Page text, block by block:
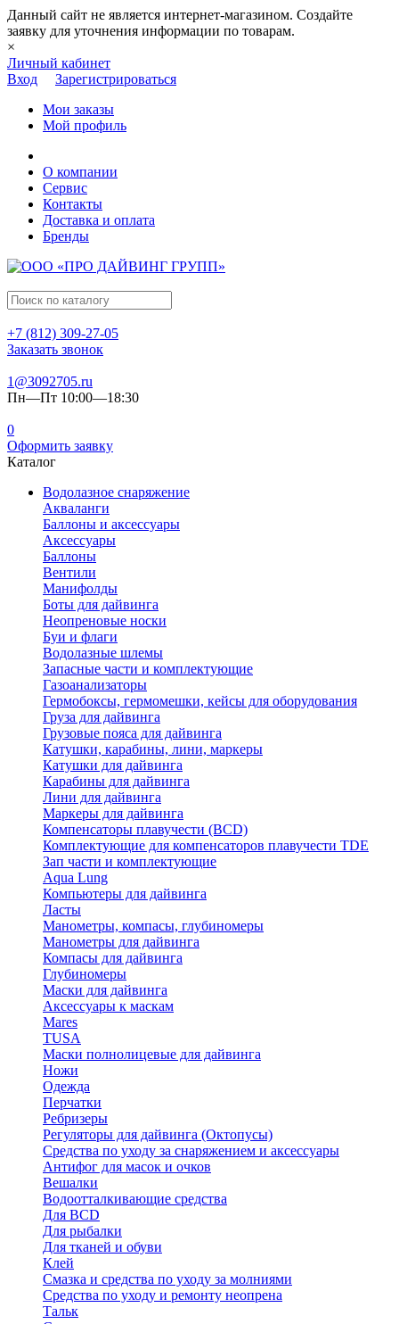
Данный сайт не является интернет-магазином. Создайте
заявку для уточнения информации по товарам.
×
Личный кабинет
Вход
Зарегистрироваться
Мои заказы
Мой профиль
О компании
Сервис
Контакты
Доставка и оплата
Бренды
+7 (812) 309-27-05
Заказать звонок
1@3092705.ru
Пн—Пт 10:00—18:30
0
Оформить заявку
Каталог
Водолазное снаряжение
Акваланги
Баллоны и аксессуары
Аксессуары
Баллоны
Вентили
Манифолды
Боты для дайвинга
Неопреновые носки
Буи и флаги
Водолазные шлемы
Запасные части и комплектующие
Газоанализаторы
Гермобоксы, гермомешки, кейсы для оборудования
Груза для дайвинга
Грузовые пояса для дайвинга
Катушки, карабины, лини, маркеры
Катушки для дайвинга
Карабины для дайвинга
Лини для дайвинга
Маркеры для дайвинга
Компенсаторы плавучести (BCD)
Комплектующие для компенсаторов плавучести TDE
Зап части и комплектующие
Aqua Lung
Компьютеры для дайвинга
Ласты
Манометры, компасы, глубиномеры
Манометры для дайвинга
Компасы для дайвинга
Глубиномеры
Маски для дайвинга
Аксессуары к маскам
Mares
TUSA
Маски полнолицевые для дайвинга
Ножи
Одежда
Перчатки
Ребризеры
Регуляторы для дайвинга (Октопусы)
Средства по уходу за снаряжением и аксессуары
Антифог для масок и очков
Вешалки
Водоотталкивающие средства
Для BCD
Для рыбалки
Для тканей и обуви
Клей
Смазка и средства по уходу за молниями
Средства по уходу и ремонту неопрена
Тальк